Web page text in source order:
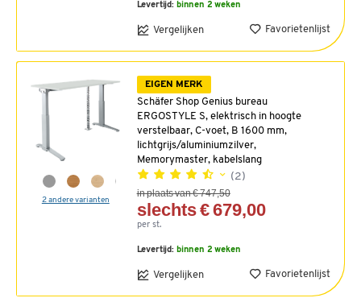
Levertijd: binnen 2 weken
Vergelijken Favorietenlijst
2 andere varianten
EIGEN MERK
Schäfer Shop Genius bureau
ERGOSTYLE S, elektrisch in hoogte
verstelbaar, C-voet, B 1600 mm,
lichtgrijs/aluminiumzilver,
Memorymaster, kabelslang
(2)
in plaats van € 747,50
slechts € 679,00
per st.
Levertijd: binnen 2 weken
Vergelijken Favorietenlijst